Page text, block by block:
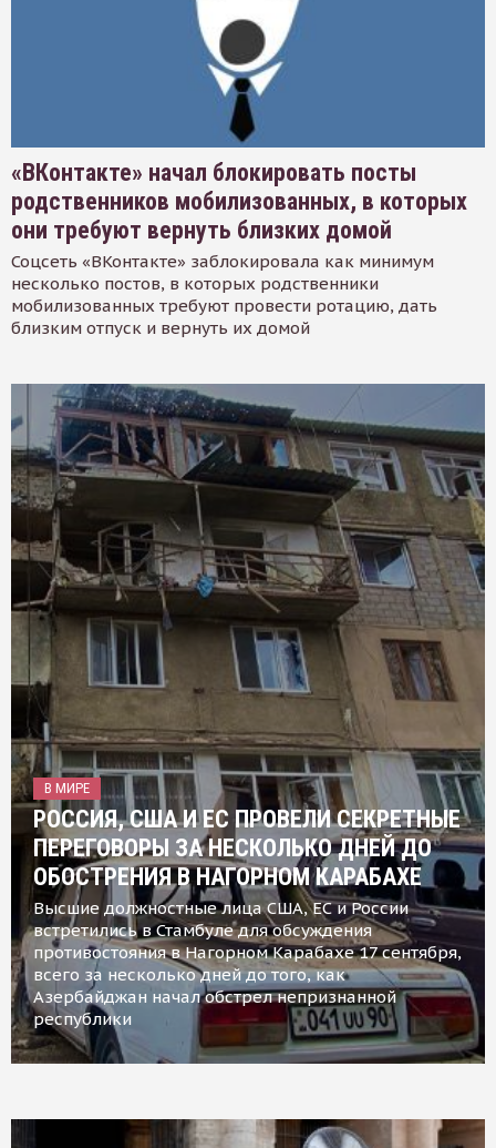
«ВКонтакте» начал блокировать посты
родственников мобилизованных, в которых
они требуют вернуть близких домой
Соцсеть «ВКонтакте» заблокировала как минимум
несколько постов, в которых родственники
мобилизованных требуют провести ротацию, дать
близким отпуск и вернуть их домой
В МИРЕ
РОССИЯ, США И ЕС ПРОВЕЛИ СЕКРЕТНЫЕ
ПЕРЕГОВОРЫ ЗА НЕСКОЛЬКО ДНЕЙ ДО
ОБОСТРЕНИЯ В НАГОРНОМ КАРАБАХЕ
Высшие должностные лица США, ЕС и России
встретились в Стамбуле для обсуждения
противостояния в Нагорном Карабахе 17 сентября,
всего за несколько дней до того, как
Азербайджан начал обстрел непризнанной
республики